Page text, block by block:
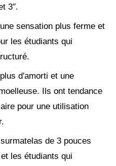
3″.
sensation plus ferme et
les étudiants qui
d'amorti et une
Ils ont tendance
pour une utilisation
de 3 pouces
les étudiants qui